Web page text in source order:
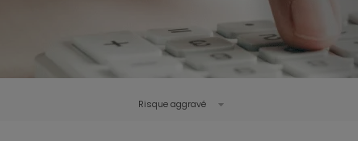
Risque aggravé